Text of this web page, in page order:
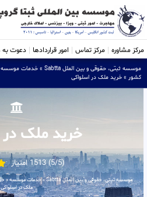
مرکز مشاوره مرکز تماس امور قراردادها دعوت به
موسسه ثبتی، حقوقی و بین الملل Sabtta » خدمات موسسه
کشور » خرید ملک در اسلواکی
خرید ملک در
(5/5) 1513 امتیاز
موسسه ثبتی، حقوقی و بین الملل Sabtta »خدمات موسسه»
ملک در اسلواکی